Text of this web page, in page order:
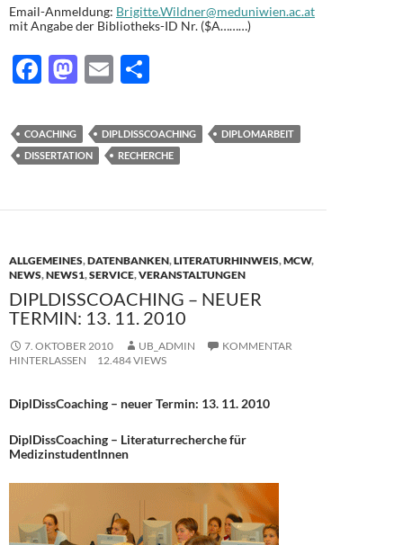
Email-Anmeldung: Brigitte.Wildner@meduniwien.ac.at
mit Angabe der Bibliotheks-ID Nr. ($A………)
F
e
b
o
M
to
d
n
E
ail le
n
COACHING DIPLDISSCOACHING
DIPLOMARBEIT
DISSERTATION
RECHERCHE
ALLGEMEINES,DATENBANKEN,LITERATURHINWEIS,MCW,
NEWS,NEWS1,SERVICE,VERANSTALTUNGEN
DIPLDISSCOACHING – NEUER
TERMIN: 13. 11. 2010
7. OKTOBER 2010 UB_ADMIN
KOMMENTAR
HINTERLASSEN
12.484 VIEWS
DiplDissCoaching – neuer Termin: 13. 11. 2010
DiplDissCoaching – Literaturrecherche für
MedizinstudentInnen